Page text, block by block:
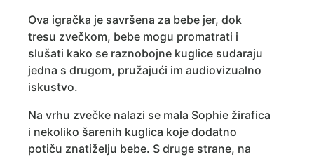
Ova igračka je savršena za bebe jer, dok
tresu zvečkom, bebe mogu promatrati i
slušati kako se raznobojne kuglice sudaraju
jedna s drugom, pružajući im audiovizualno
iskustvo.
Na vrhu zvečke nalazi se mala Sophie žirafica
i nekoliko šarenih kuglica koje dodatno
potiču znatiželju bebe. S druge strane, na